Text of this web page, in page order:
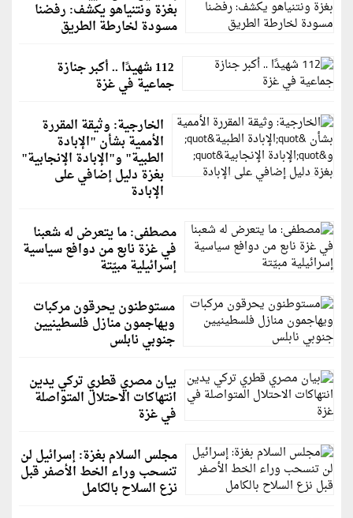
بغزة ونتنياهو يكشف: رفضنا
مسودة لخارطة الطريق
112 شهيدًا .. أكبر جنازة
جماعية في غزة
الخارجية: وثيقة المقررة
الأممية بشأن "الإبادة
الطبية" و"الإبادة الإنجابية"
بغزة دليل إضافي على
الإبادة
مصطفى: ما يتعرض له شعبنا
في غزة نابع من دوافع سياسية
إسرائيلية مبيّتة
مستوطنون يحرقون مركبات
ويهاجمون منازل فلسطينيين
جنوبي نابلس
بيان مصري قطري تركي يدين
انتهاكات الاحتلال المتواصلة
في غزة
مجلس السلام بغزة: إسرائيل لن
تنسحب وراء الخط الأصفر قبل
نزع السلاح بالكامل